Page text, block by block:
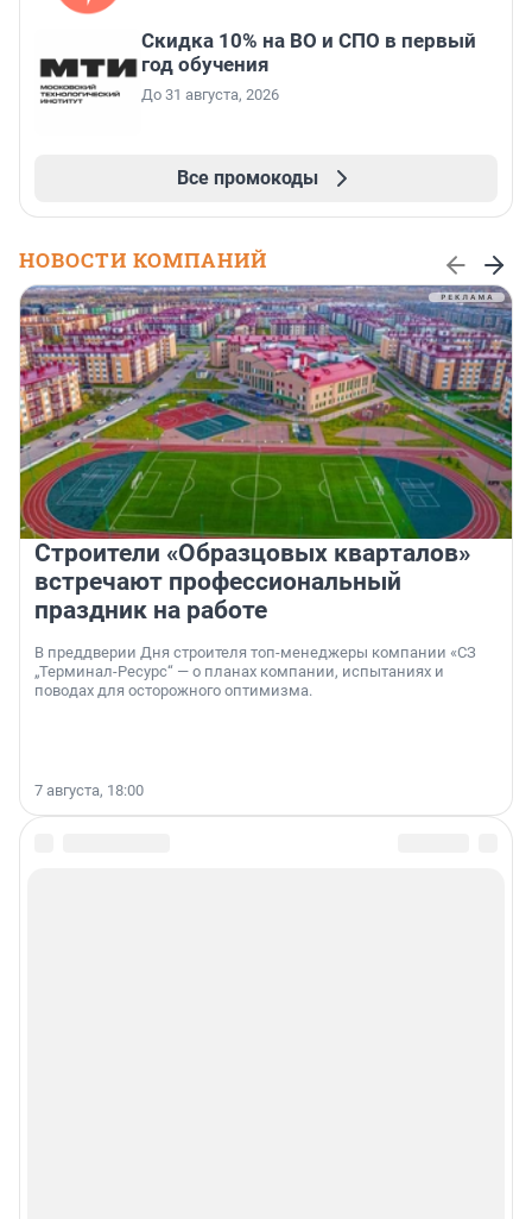
Скидка 10% на ВО и СПО в первый
год обучения
До 31 августа, 2026
Все промокоды
НОВОСТИ КОМПАНИЙ
Строители «Образцовых кварталов»
встречают профессиональный
праздник на работе
В преддверии Дня строителя топ-менеджеры компании «СЗ
„Терминал-Ресурс“ — о планах компании, испытаниях и
поводах для осторожного оптимизма.
7 августа, 18:00